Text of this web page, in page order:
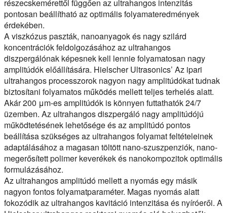
részecskemérettől függően az ultrahangos intenzitás
pontosan beállítható az optimális folyamateredmények
érdekében.
A viszkózus paszták, nanoanyagok és nagy szilárd
koncentrációk feldolgozásához az ultrahangos
diszpergálónak képesnek kell lennie folyamatosan nagy
amplitúdók előállítására. Hielscher Ultrasonics’ Az ipari
ultrahangos processzorok nagyon nagy amplitúdókat tudnak
biztosítani folyamatos működés mellett teljes terhelés alatt.
Akár 200 μm-es amplitúdók is könnyen futtathatók 24/7
üzemben. Az ultrahangos diszpergáló nagy amplitúdójú
működtetésének lehetősége és az amplitúdó pontos
beállítása szükséges az ultrahangos folyamat feltételeinek
adaptálásához a magasan töltött nano-szuszpenziók, nano-
megerősített polimer keverékek és nanokompozitok optimális
formulázásához.
Az ultrahangos amplitúdó mellett a nyomás egy másik
nagyon fontos folyamatparaméter. Magas nyomás alatt
fokozódik az ultrahangos kavitáció intenzitása és nyíróerői. A